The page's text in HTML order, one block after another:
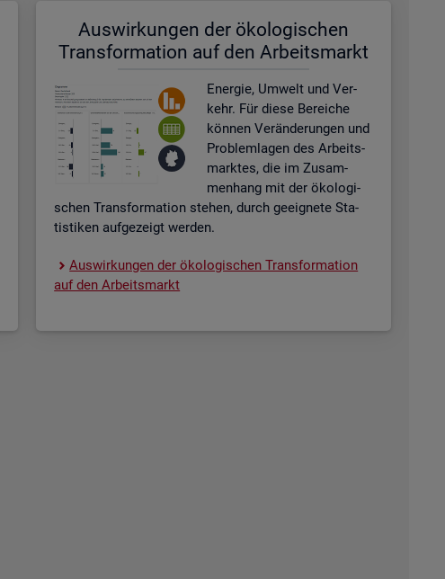
Aus­wir­kun­gen der öko­lo­gi­schen
Trans­for­ma­ti­on auf den Ar­beits­markt
En­er­gie, Um­welt und Ver­
kehr. Für diese Be­rei­che
kön­nen Ver­än­de­run­gen und
Pro­blem­la­gen des Ar­beits­
mark­tes, die im Zu­sam­
men­hang mit der öko­lo­gi­
schen Trans­for­ma­ti­on ste­hen, durch ge­eig­ne­te Sta­
tis­ti­ken auf­ge­zeigt wer­den.
Aus­wir­kun­gen der öko­lo­gi­schen Trans­for­ma­ti­on
auf den Ar­beits­markt